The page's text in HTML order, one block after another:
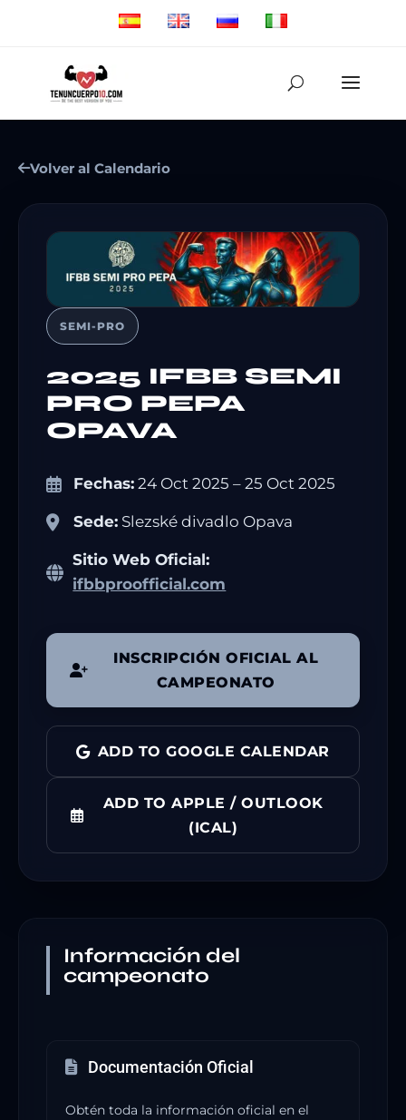
Volver al Calendario
SEMI-PRO
2025 IFBB SEMI
PRO PEPA
OPAVA
Fechas: 24 Oct 2025 – 25 Oct 2025
Sede: Slezské divadlo Opava
Sitio Web Oficial:
ifbbproofficial.com
INSCRIPCIÓN OFICIAL AL
CAMPEONATO
ADD TO GOOGLE CALENDAR
ADD TO APPLE / OUTLOOK
(ICAL)
Información del
campeonato
Documentación Oficial
Obtén toda la información oficial en el